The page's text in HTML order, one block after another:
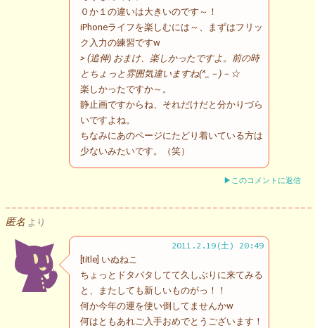
０か１の違いは大きいのです～！
iPhoneライフを楽しむには～、まずはフリッ
ク入力の練習ですw
> (追伸) おまけ、楽しかったですよ。前の時
とちょっと雰囲気違いますね(^_－)－☆
楽しかったですか～。
静止画ですからね、それだけだと分かりづら
いですよね。
ちなみにあのページにたどり着いている方は
少ないみたいです。（笑）
▶このコメントに返信
匿名 より
2011.2.19(土) 20:49
[title] いぬねこ
ちょっとドタバタしてて久しぶりに来てみる
と、またしても新しいものがっ！！
何か今年の運を使い倒してませんかw
何はともあれご入手おめでとうございます！